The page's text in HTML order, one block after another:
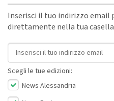
Inserisci il tuo indirizzo email
direttamente nella tua
Indirizzo email
Scegli le tue edizioni:
News Alessandria